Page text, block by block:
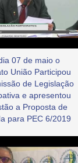
07 de maio o
União Participou
de Legislação
e apresentou
a Proposta de
para PEC 6/2019